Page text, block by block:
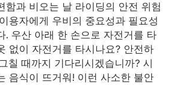
소재
함과 비오는 날 라이딩의 안전 위험
용자에게 우비의 중요성과 필요성
. 우산 아래 한 손으로 자전거를 타
없이 자전거를 타시나요? 안전하
칠 때까지 기다리시겠습니까? 시
음식이 뜨거워! 이런 사소한 불안